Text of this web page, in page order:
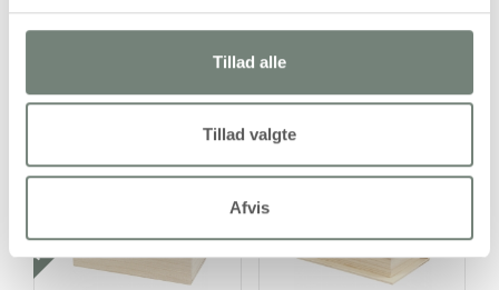
Tillad alle
Tillad valgte
Afvis
Køb mere og spar